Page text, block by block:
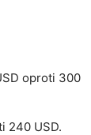
oproti 300
240 USD.